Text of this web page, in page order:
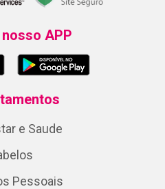
APP
e Saude
Pessoais